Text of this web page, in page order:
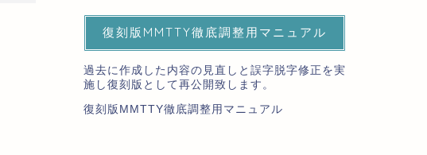
復刻版MMTTY徹底調整用マニュアル
過去に作成した内容の見直しと誤字脱字修正を実
施し復刻版として再公開致します。
復刻版MMTTY徹底調整用マニュアル